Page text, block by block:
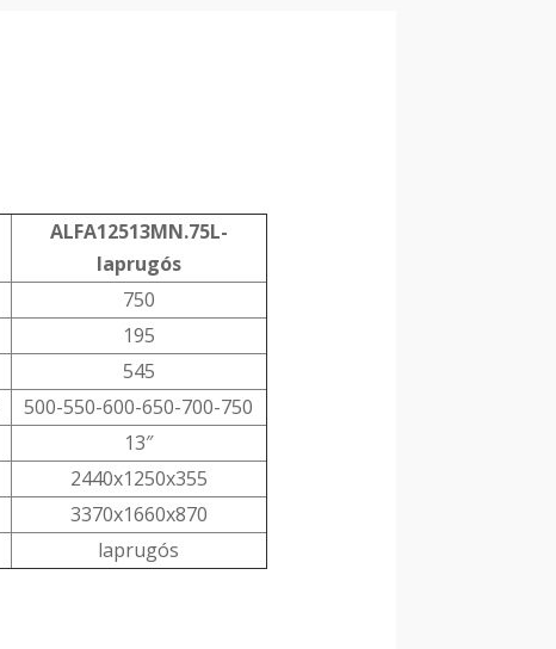
ALFA12513MN.75L-
laprugós
750
195
545
500-550-600-650-700-750
13″
2440x1250x355
3370x1660x870
laprugós